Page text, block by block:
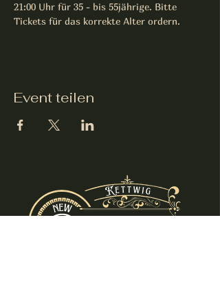
21:00 Uhr für 35 - bis 55jährige. Bitte
Tickets für das korrekte Alter ordern.
Event teilen